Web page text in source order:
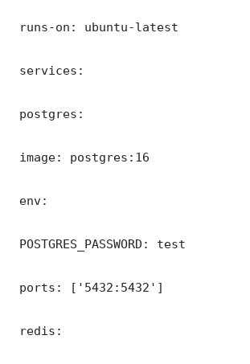
runs-on: ubuntu-latest
services:
postgres:
image: postgres:16
env:
POSTGRES_PASSWORD: test
ports: ['5432:5432']
redis: